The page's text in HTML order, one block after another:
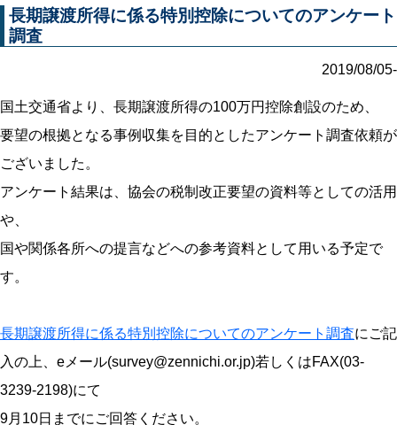
長期譲渡所得に係る特別控除についてのアンケート
調査
2019/08/05-
国土交通省より、長期譲渡所得の100万円控除創設のため、
要望の根拠となる事例収集を目的としたアンケート調査依頼が
ございました。
アンケート結果は、協会の税制改正要望の資料等としての活用
や、
国や関係各所への提言などへの参考資料として用いる予定で
す。
長期譲渡所得に係る特別控除についてのアンケート調査にご記
入の上、eメール(survey@zennichi.or.jp)若しくはFAX(03-
3239-2198)にて
9月10日までにご回答ください。